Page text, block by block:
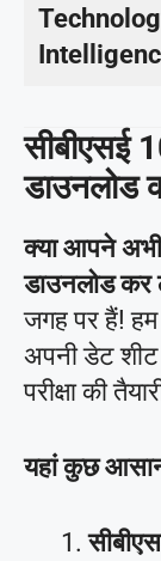
सीबीएसई
डाउनलोड
क्या आपने
डाउनलोड कर
जगह पर हैं!
अपनी डेट
परीक्षा की
यहां कुछ